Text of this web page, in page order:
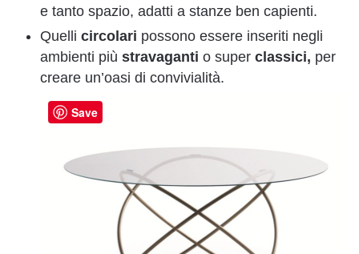
e tanto spazio, adatti a stanze ben capienti.
Quelli circolari possono essere inseriti negli
ambienti più stravaganti o super classici, per
creare un’oasi di convivialità.
Save